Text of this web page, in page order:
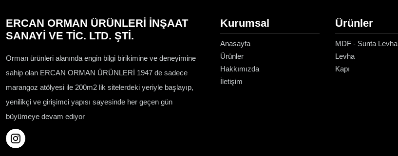
ERCAN ORMAN ÜRÜNLERİ İNŞAAT
SANAYİ VE TİC. LTD. ŞTİ.
Orman ürünleri alanında engin bilgi birikimine ve deneyimine
sahip olan ERCAN ORMAN ÜRÜNLERİ 1947 de sadece
marangoz atölyesi ile 200m2 lik sitelerdeki yeriyle başlayıp,
yenilikçi ve girişimci yapısı sayesinde her geçen gün
büyümeye devam ediyor
Kurumsal
Anasayfa
Ürünler
Hakkımızda
İletişim
Ürünler
MDF - Sunta Levha
Levha
Kapı